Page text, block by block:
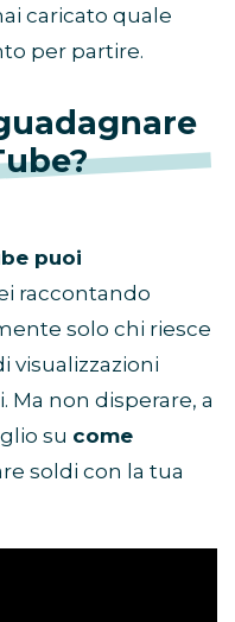
caricato quale
per partire.
puoi
raccontando
solo chi riesce
visualizzazioni
Ma non disperare, a
su come
soldi con la tua